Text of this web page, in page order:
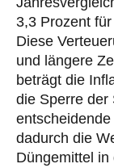
3,3 Prozent
Diese
und längere
beträgt die
die Sperre der
dadurch die
Düngemittel